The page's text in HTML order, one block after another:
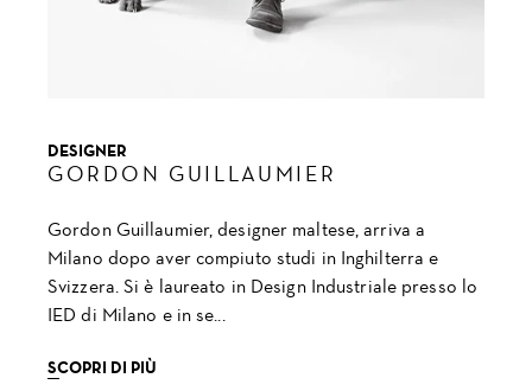
DESIGNER
GORDON GUILLAUMIER
Gordon Guillaumier, designer maltese, arriva a
Milano dopo aver compiuto studi in Inghilterra e
Svizzera. Si è laureato in Design Industriale presso lo
IED di Milano e in se...
SCOPRI DI PIÙ